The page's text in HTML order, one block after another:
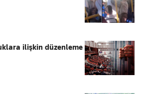
ilişkin düzenleme